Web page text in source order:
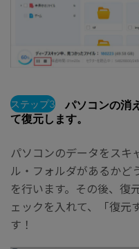
ステップ3
パソコンの消
て復元します。
パソコンのデータをスキ
ル・フォルダがあるかど
を行います。その後、復
ェックを入れて、「復元
す！